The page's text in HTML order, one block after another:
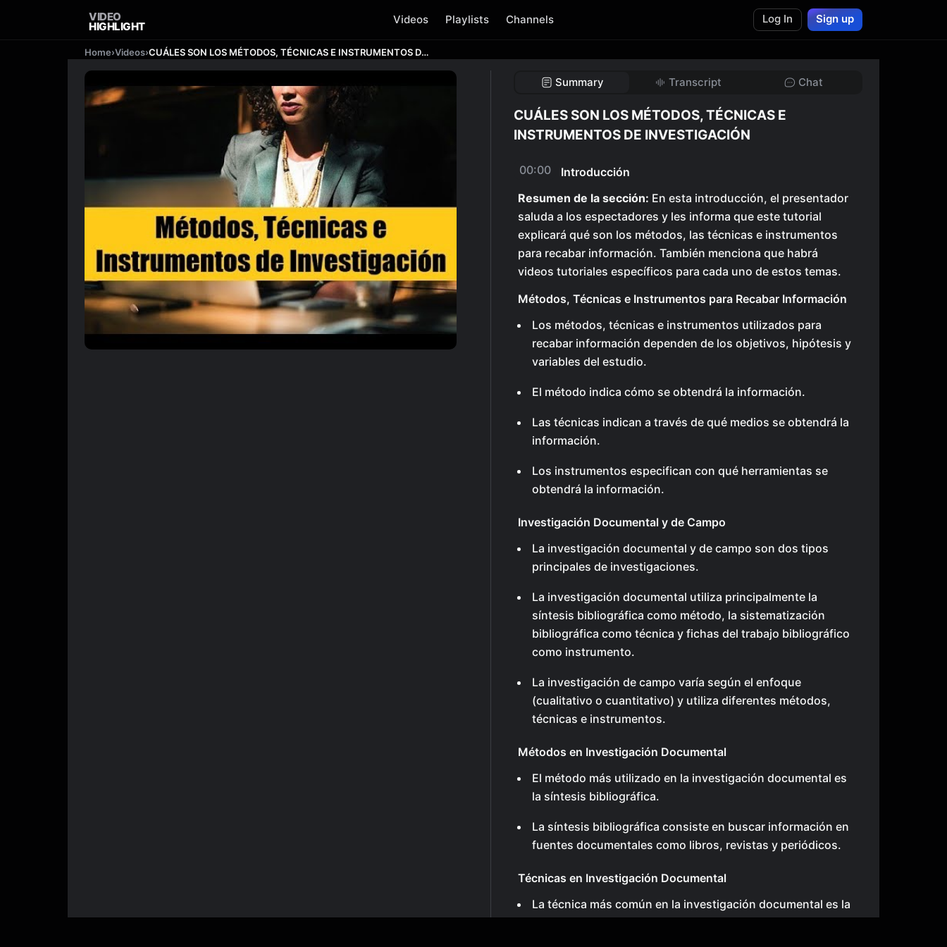
VIDEO
HIGHLIGHT
Videos Playlists Channels Log In Sign up
Home›Videos› CUÁLES SON LOS MÉTODOS, TÉCNICAS E INSTRUMENTOS DE INVESTIGACIÓN
Summary Transcript Chat
CUÁLES SON LOS MÉTODOS, TÉCNICAS E
INSTRUMENTOS DE INVESTIGACIÓN
00:00
Introducción
Resumen de la sección: En esta introducción, el presentador
saluda a los espectadores y les informa que este tutorial
explicará qué son los métodos, las técnicas e instrumentos
para recabar información. También menciona que habrá
videos tutoriales específicos para cada uno de estos temas.
Métodos, Técnicas e Instrumentos para Recabar Información
Los métodos, técnicas e instrumentos utilizados para
recabar información dependen de los objetivos, hipótesis y
variables del estudio.
El método indica cómo se obtendrá la información.
Las técnicas indican a través de qué medios se obtendrá la
información.
Los instrumentos especifican con qué herramientas se
obtendrá la información.
Investigación Documental y de Campo
La investigación documental y de campo son dos tipos
principales de investigaciones.
La investigación documental utiliza principalmente la
síntesis bibliográfica como método, la sistematización
bibliográfica como técnica y fichas del trabajo bibliográfico
como instrumento.
La investigación de campo varía según el enfoque
(cualitativo o cuantitativo) y utiliza diferentes métodos,
técnicas e instrumentos.
Métodos en Investigación Documental
El método más utilizado en la investigación documental es
la síntesis bibliográfica.
La síntesis bibliográfica consiste en buscar información en
fuentes documentales como libros, revistas y periódicos.
Técnicas en Investigación Documental
La técnica más común en la investigación documental es la